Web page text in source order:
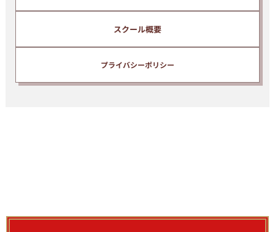
スクール概要
プライバシーポリシー